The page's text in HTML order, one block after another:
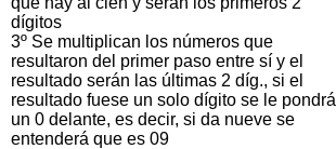
dígitos
3º Se multiplican los números que
resultaron del primer paso entre sí y el
resultado serán las últimas 2 díg., si el
resultado fuese un solo dígito se le pondrá
un 0 delante, es decir, si da nueve se
entenderá que es 09